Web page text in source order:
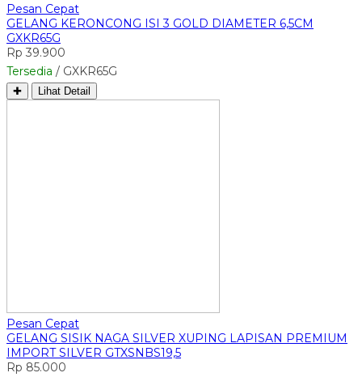
Pesan Cepat
GELANG KERONCONG ISI 3 GOLD DIAMETER 6,5CM
GXKR65G
Rp 39.900
Tersedia / GXKR65G
✚ Lihat Detail
Pesan Cepat
GELANG SISIK NAGA SILVER XUPING LAPISAN PREMIUM
IMPORT SILVER GTXSNBS19,5
Rp 85.000